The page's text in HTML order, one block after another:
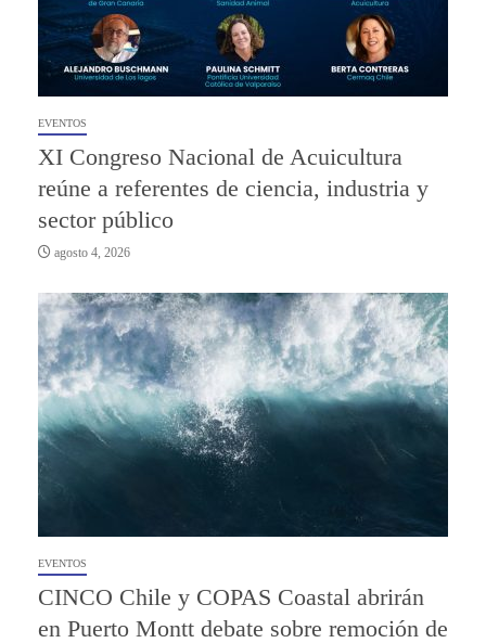
EVENTOS
XI Congreso Nacional de Acuicultura
reúne a referentes de ciencia, industria y
sector público
agosto 4, 2026
EVENTOS
CINCO Chile y COPAS Coastal abrirán
en Puerto Montt debate sobre remoción de